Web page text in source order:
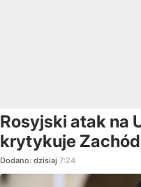
Rosyjski atak na
krytykuje Zachód
Dodano: dzisiaj 7:24